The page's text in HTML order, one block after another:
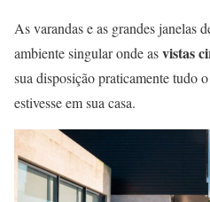
As varandas e as grandes janelas
ambiente singular onde asvistas
sua disposição praticamente tudo
estivesse em sua casa.